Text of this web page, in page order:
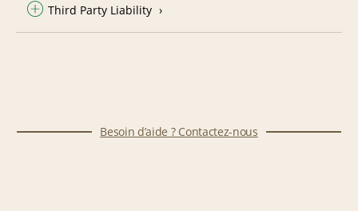
Third Party Liability
Besoin d’aide ? Contactez-nous